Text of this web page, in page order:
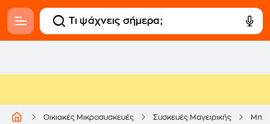
Οικιακές Μικροσυσκευές Συσκευές Μαγειρικής